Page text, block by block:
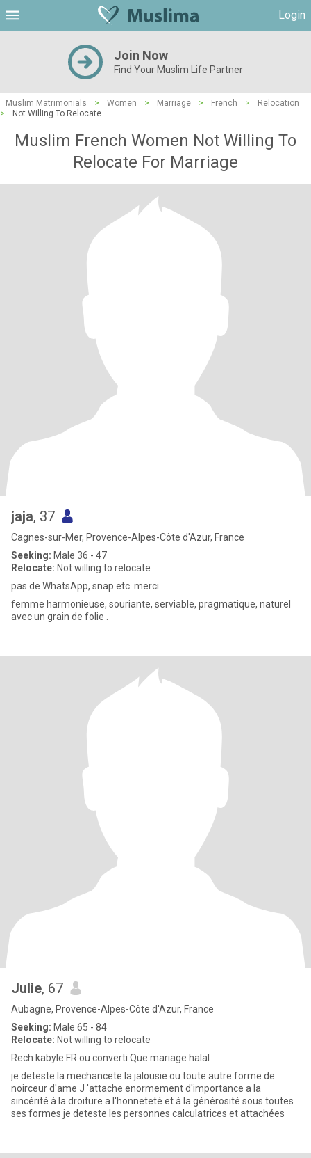
Login
Join Now
Find Your Muslim Life Partner
Muslim Matrimonials > Women > Marriage > French >
Relocation
>
Not Willing To Relocate
Muslim French Women Not Willing To
Relocate For Marriage
jaja, 37
Cagnes-sur-Mer, Provence-Alpes-Côte d'Azur, France
Seeking: Male 36 - 47
Relocate: Not willing to relocate
pas de WhatsApp, snap etc. merci
femme harmonieuse, souriante, serviable, pragmatique, naturel
avec un grain de folie .
Julie, 67
Aubagne, Provence-Alpes-Côte d'Azur, France
Seeking: Male 65 - 84
Relocate: Not willing to relocate
Rech kabyle FR ou converti Que mariage halal
je deteste la mechancete la jalousie ou toute autre forme de
noirceur d'ame J 'attache enormement d'importance a la
sincérité à la droiture a l'honneteté et à la générosité sous toutes
ses formes je deteste les personnes calculatrices et attachées